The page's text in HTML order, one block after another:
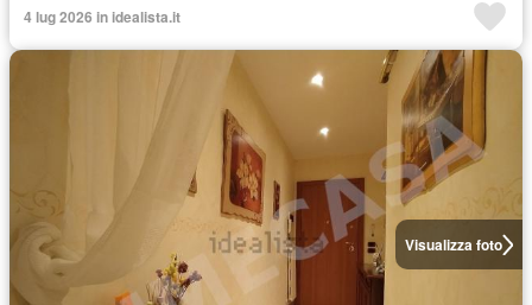
4 lug 2026 in idealista.it
Visualizza foto